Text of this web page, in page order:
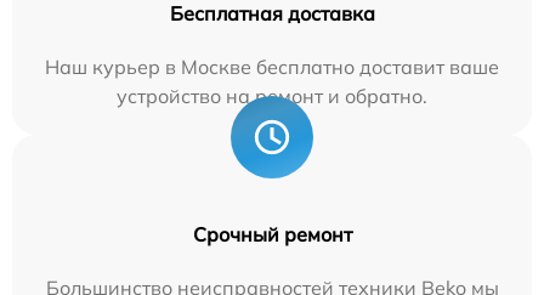
Бесплатная доставка
Наш курьер в Москве бесплатно доставит ваше
устройство на ремонт и обратно.
Срочный ремонт
Большинство неисправностей техники Beko мы